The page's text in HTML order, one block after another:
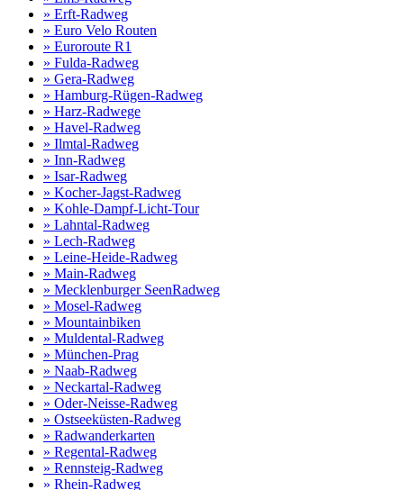
» Erft-Radweg
» Euro Velo Routen
» Euroroute R1
» Fulda-Radweg
» Gera-Radweg
» Hamburg-Rügen-Radweg
» Harz-Radwege
» Havel-Radweg
» Ilmtal-Radweg
» Inn-Radweg
» Isar-Radweg
» Kocher-Jagst-Radweg
» Kohle-Dampf-Licht-Tour
» Lahntal-Radweg
» Lech-Radweg
» Leine-Heide-Radweg
» Main-Radweg
» Mecklenburger SeenRadweg
» Mosel-Radweg
» Mountainbiken
» Muldental-Radweg
» München-Prag
» Naab-Radweg
» Neckartal-Radweg
» Oder-Neisse-Radweg
» Ostseeküsten-Radweg
» Radwanderkarten
» Regental-Radweg
» Rennsteig-Radweg
» Rhein-Radweg